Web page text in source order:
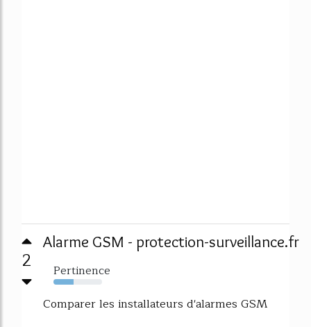
2
Alarme GSM - protection-surveillance.fr
Pertinence
42%
Comparer les installateurs d'alarmes GSM